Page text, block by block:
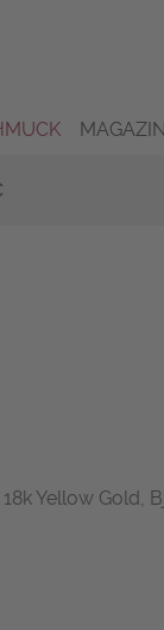
MAGAZIN
Yellow Gold,